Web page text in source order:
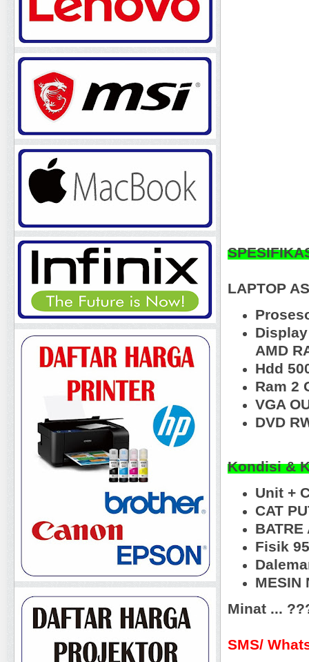
LAPTOP
AMD
Hdd
Ram 2
VGA
DVD
Kondisi &
Unit +
CAT
BATRE
Fisik
MESIN
Minat ...
SMS/